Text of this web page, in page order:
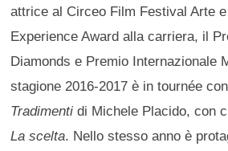
attrice al Circeo Film Festival Arte
Experience Award alla carriera, il
Diamonds e Premio Internazionale
stagione 2016-2017 è in tournée
Tradimenti di Michele Placido, con
La scelta. Nello stesso anno è